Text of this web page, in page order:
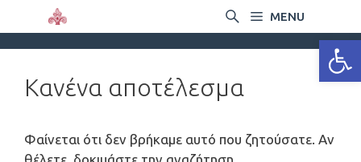
MENU
Κανένα αποτέλεσμα
Φαίνεται ότι δεν βρήκαμε αυτό που ζητούσατε. Αν